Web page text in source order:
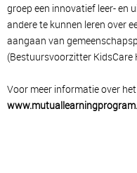
groep een innovatief leer- en
andere te kunnen leren over
aangaan van
(Bestuursvoorzitter KidsCare
Voor meer informatie over